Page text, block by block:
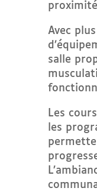
Avec
salle
Les
les